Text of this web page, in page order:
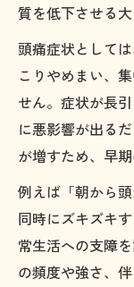
質を低下させる
頭痛症状として
こりやめまい、
せん。症状が長
に悪影響が出る
が増すため、早
例えば「朝から
同時にズキズキ
常生活への支障
の頻度や強さ、